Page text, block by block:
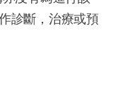
診斷，治療或預